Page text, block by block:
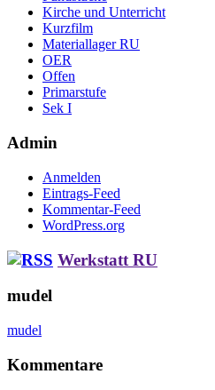
Kirche und Unterricht
Kurzfilm
Materiallager RU
OER
Offen
Primarstufe
Sek I
Admin
Anmelden
Eintrags-Feed
Kommentar-Feed
WordPress.org
Werkstatt RU
mudel
mudel
Kommentare